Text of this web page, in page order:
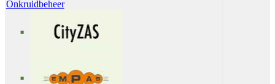
Onkruidbeheer